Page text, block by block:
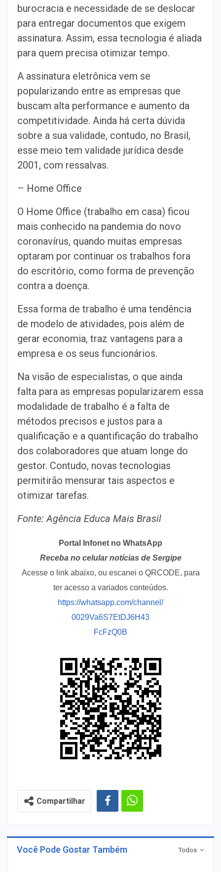
burocracia e necessidade de se deslocar
para entregar documentos que exigem
assinatura. Assim, essa tecnologia é aliada
para quem precisa otimizar tempo.
A assinatura eletrônica vem se
popularizando entre as empresas que
buscam alta performance e aumento da
competitividade. Ainda há certa dúvida
sobre a sua validade, contudo, no Brasil,
esse meio tem validade jurídica desde
2001, com ressalvas.
– Home Office
O Home Office (trabalho em casa) ficou
mais conhecido na pandemia do novo
coronavírus, quando muitas empresas
optaram por continuar os trabalhos fora
do escritório, como forma de prevenção
contra a doença.
Essa forma de trabalho é uma tendência
de modelo de atividades, pois além de
gerar economia, traz vantagens para a
empresa e os seus funcionários.
Na visão de especialistas, o que ainda
falta para as empresas popularizarem essa
modalidade de trabalho é a falta de
métodos precisos e justos para a
qualificação e a quantificação do trabalho
dos colaboradores que atuam longe do
gestor. Contudo, novas tecnologias
permitirão mensurar tais aspectos e
otimizar tarefas.
Fonte: Agência Educa Mais Brasil
Portal Infonet no WhatsApp
Receba no celular notícias de Sergipe
Acesse o link abaixo, ou escanei o QRCODE, para
ter acesso a variados conteúdos.
https://whatsapp.com/channel/
0029Va6S7EtDJ6H43
FcFzQ0B
Compartilhar
Todos
Você Pode Gostar Também